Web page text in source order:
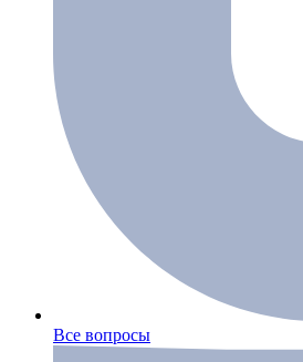
Все вопросы